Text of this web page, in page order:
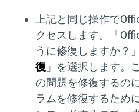
上記と同じ操作で
クセスします。「
うに修復しますか？
復 」を選択します。
の問題を修復するの
ラムを修復するため